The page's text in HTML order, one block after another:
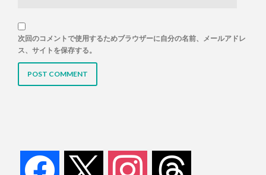
次回のコメントで使用するためブラウザーに自分の名前、メールアドレ
ス、サイトを保存する。
facebook instagram threads